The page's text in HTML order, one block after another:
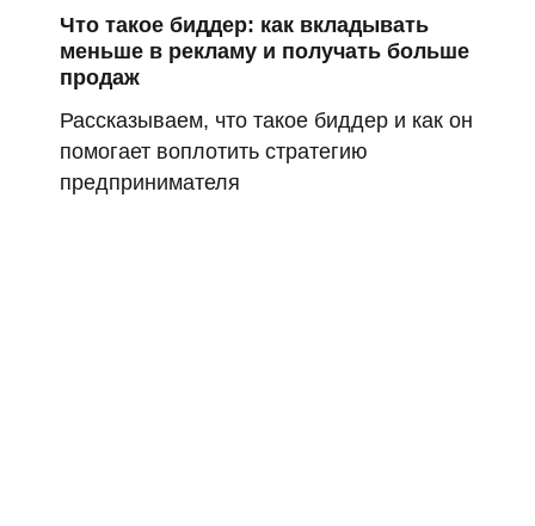
Что такое биддер: как вкладывать
меньше в рекламу и получать больше
продаж
Рассказываем, что такое биддер и как он
помогает воплотить стратегию
предпринимателя